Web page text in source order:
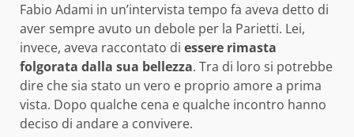
Fabio Adami in un’intervista tempo fa aveva detto di
aver sempre avuto un debole per la Parietti. Lei,
invece, aveva raccontato di essere rimasta
folgorata dalla sua bellezza. Tra di loro si potrebbe
dire che sia stato un vero e proprio amore a prima
vista. Dopo qualche cena e qualche incontro hanno
deciso di andare a convivere.